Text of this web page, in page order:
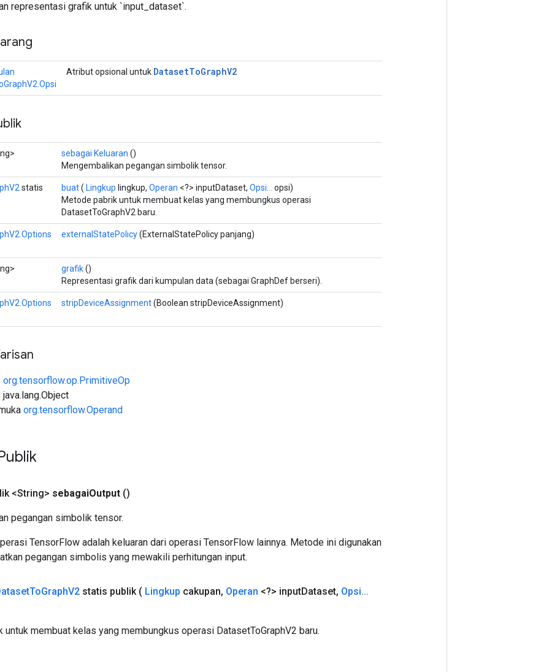
representasi grafik untuk `input_dataset`.
Atribut opsional untuk DatasetToGraphV2
sebagai Keluaran ()
Mengembalikan pegangan simbolik tensor.
statis buat( Lingkup lingkup, Operan <?> inputDataset, Opsi...
opsi)
Metode pabrik untuk membuat kelas yang membungkus operasi
DatasetToGraphV2 baru.
externalStatePolicy(ExternalStatePolicy panjang)
grafik()
Representasi grafik dari kumpulan data (sebagai GraphDef berseri).
stripDeviceAssignment(Boolean stripDeviceAssignment)
org.tensorflow.op.PrimitiveOp
org.tensorflow.Operand
<String> sebagaiOutput ()
pegangan simbolik tensor.
TensorFlow adalah keluaran dari operasi TensorFlow lainnya. Metode ini digunakan
pegangan simbolis yang mewakili perhitungan input.
ToGraphV2 statis publik ( Lingkup cakupan, Operan <?> inputDataset, Opsi...
untuk membuat kelas yang membungkus operasi DatasetToGraphV2 baru.